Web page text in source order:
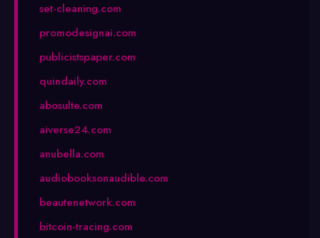
set-cleaning.com
promodesignai.com
publicistspaper.com
quindaily.com
abosulte.com
aiverse24.com
anubella.com
audiobooksonaudible.com
beautenetwork.com
bitcoin-tracing.com